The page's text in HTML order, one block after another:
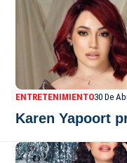
ENTRETENIMIENTO30 De
Karen Yapoort